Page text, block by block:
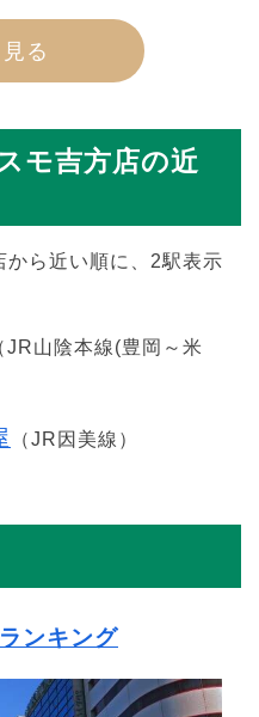
る
モ吉方店の近
から近い順に、2駅表示
JR山陰本線(豊岡～米
（JR因美線）
ンキング